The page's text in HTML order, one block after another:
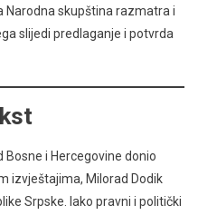
Narodna skupština razmatra i
slijedi predlaganje i potvrda
Bosne i Hercegovine donio
izvještajima, Milorad Dodik
Srpske. Iako pravni i politički